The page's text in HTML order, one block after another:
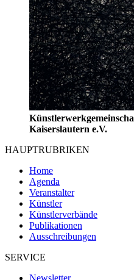
Kaiserslautern e.V.
HAUPTRUBRIKEN
Home
Agenda
Veranstalter
Künstler
Künstlerverbände
Publikationen
Ausschreibungen
SERVICE
Newsletter